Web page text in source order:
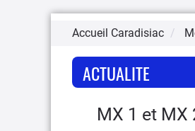
Accueil Caradisiac
ACTUALITE
MX 1 et MX